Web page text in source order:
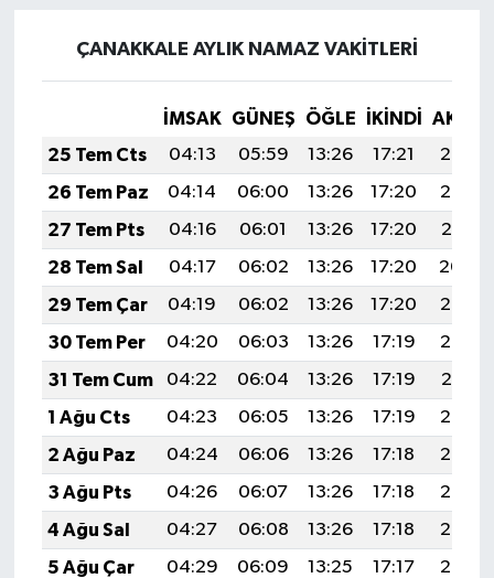
ÇANAKKALE AYLIK NAMAZ VAKITLERI
İMSAK GÜNEŞ ÖĞLE İKINDI
25 Tem Cts
04:13 05:59 13:26 17:21
20:43
26 Tem Paz
04:14 06:00 13:26 17:20
20:42
27 Tem Pts
04:16 06:01 13:26 17:20
20:41
28 Tem Sal
04:17 06:02 13:26 17:20
20:40
29 Tem Çar
04:19 06:02 13:26 17:20
20:39
30 Tem Per
04:20 06:03 13:26 17:19
20:38
31 Tem Cum
04:22 06:04 13:26 17:19
20:37
1 Ağu Cts
04:23 06:05 13:26 17:19
20:36
2 Ağu Paz
04:24 06:06 13:26 17:18
20:35
3 Ağu Pts
04:26 06:07 13:26 17:18
20:34
4 Ağu Sal
04:27 06:08 13:26 17:18
20:33
5 Ağu Çar
04:29 06:09 13:25 17:17
20:32